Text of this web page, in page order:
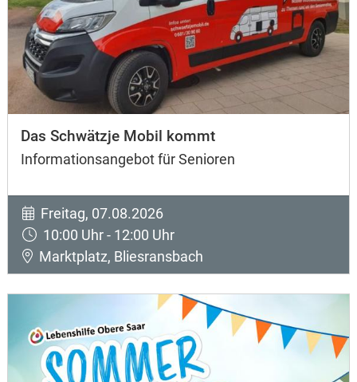
Das Schwätzje Mobil kommt
Informationsangebot für Senioren
Freitag, 07.08.2026
10:00 Uhr - 12:00 Uhr
Marktplatz, Bliesransbach